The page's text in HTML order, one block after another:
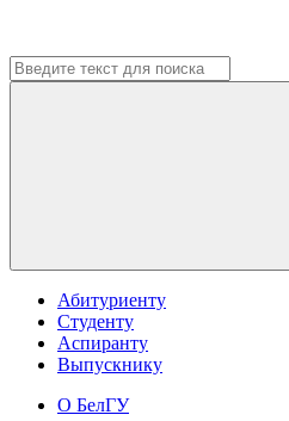
Абитуриенту
Студенту
Аспиранту
Выпускнику
О БелГУ